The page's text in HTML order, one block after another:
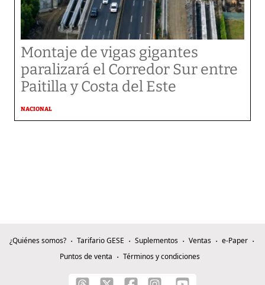
Montaje de vigas gigantes
paralizará el Corredor Sur entre
Paitilla y Costa del Este
NACIONAL
¿Quiénes somos? Tarifario GESE Suplementos Ventas
e-Paper
Puntos de venta
Términos y condiciones